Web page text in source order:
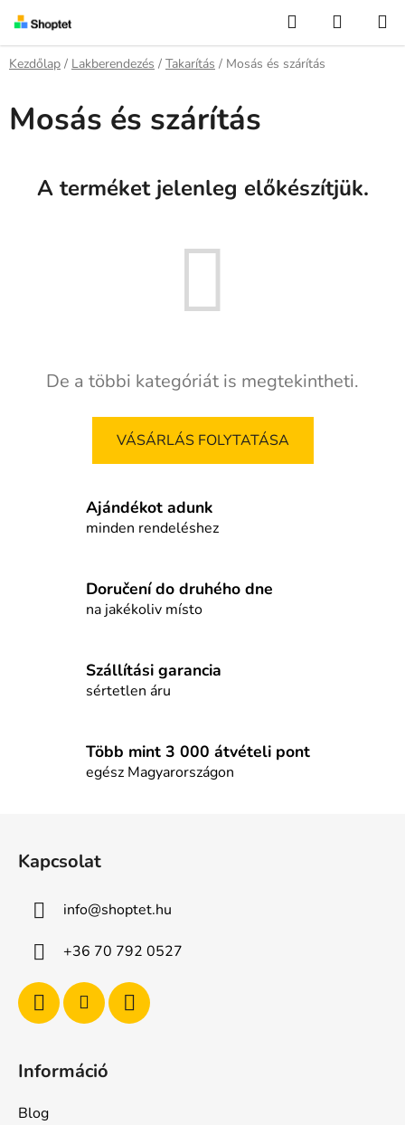
fő
tartalomhoz
KeresésKOSÁR
Kezdőlap / Lakberendezés / Takarítás / Mosás és szárítás
Mosás és szárítás
A terméket jelenleg előkészítjük.
De a többi kategóriát is megtekintheti.
VÁSÁRLÁS FOLYTATÁSA
Ajándékot adunk
minden rendeléshez
Doručení do druhého dne
na jakékoliv místo
Szállítási garancia
sértetlen áru
Több mint 3 000 átvételi pont
egész Magyarországon
Kapcsolat
info@shoptet.hu
+36 70 792 0527
Információ
Blog